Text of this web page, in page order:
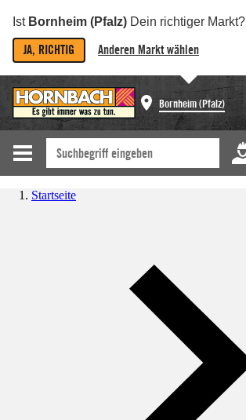
Ist Bornheim (Pfalz) Dein richtiger Markt?
JA, RICHTIG Anderen Markt wählen
Bornheim (Pfalz)
Startseite